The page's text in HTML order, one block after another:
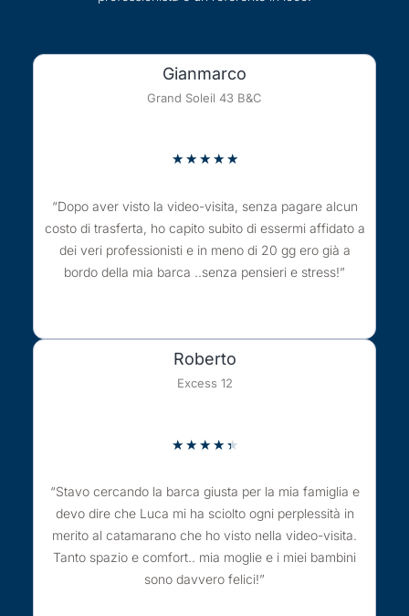
Gianmarco
Grand Soleil 43 B&C
★ ★ ★ ★ ★
“Dopo aver visto la video-visita, senza pagare alcun
costo di trasferta, ho capito subito di essermi affidato a
dei veri professionisti e in meno di 20 gg ero già a
bordo della mia barca ..senza pensieri e stress!”
Roberto
Excess 12
★ ★ ★ ★ ★
“Stavo cercando la barca giusta per la mia famiglia e
devo dire che Luca mi ha sciolto ogni perplessità in
merito al catamarano che ho visto nella video-visita.
Tanto spazio e comfort.. mia moglie e i miei bambini
sono davvero felici!”